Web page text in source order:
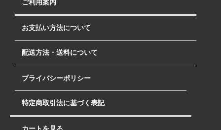
ご利用案内
お支払い方法について
配送方法・送料について
プライバシーポリシー
特定商取引法に基づく表記
カートを見る